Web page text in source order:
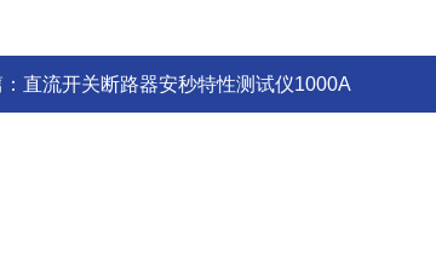
直流开关断路器安秒特性测试仪1000A